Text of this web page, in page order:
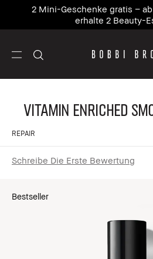
2 Mini-Geschenke gratis –
erhalte 2 Beauty-
Vitamin Enriched
REPAIR
Schreibe Die Erste Bewertung
Bestseller